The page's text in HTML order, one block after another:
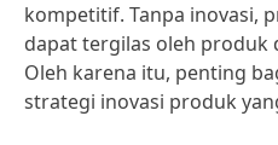
kompetitif. Tanpa inovasi,
dapat tergilas oleh produk
Oleh karena itu, penting
strategi inovasi produk